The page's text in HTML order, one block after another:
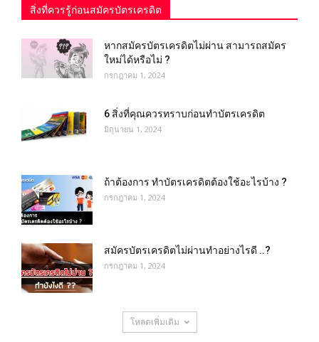
สิ่งที่ควรรู้ก่อนสมัครบัตรเครดิต
หากสมัครบัตรเครดิตไม่ผ่าน สามารถสมัคร
ใหม่ได้หรือไม่ ?
กรกฎาคม 1, 2024
6 สิ่งที่คุณควรทราบก่อนทำบัตรเครดิต
มิถุนายน 1, 2024
ถ้าต้องการ ทําบัตรเครดิตต้องใช้อะไรบ้าง ?
กรกฎาคม 1, 2024
สมัครบัตรเครดิตไม่ผ่านทำอย่างไรดี ..?
กรกฎาคม 1, 2024
โหลดเพิ่มเติม